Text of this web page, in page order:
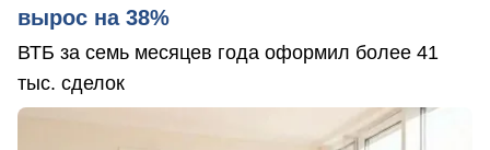
вырос на 38%
ВТБ за семь месяцев года оформил более 41
тыс. сделок